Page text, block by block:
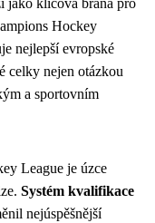
jako klíčová brána pro
Hockey
nejlepší evropské
celky nejen otázkou
a sportovním
League je úzce
Systém kvalifikace
nejúspěšnější